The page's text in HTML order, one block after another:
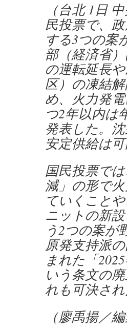
（台北 1日
民投票で、
する3つの案
部（経済省
の運転延長
区）の凍結
め、火力発
つ2年以内は
発表した。
安定供給は可
国民投票で
減」の形で
ていくこと
ニットの新
う2つの案が
原発支持派
まれた「
いう条文の
れも可決され
（廖禹揚／